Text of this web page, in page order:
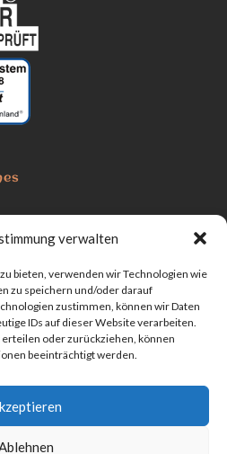
verwalten
bieten, verwenden wir Technologien wie
zu speichern und/oder darauf
zustimmen, können wir Daten
IDs auf dieser Website verarbeiten.
oder zurückziehen, können
beeinträchtigt werden.
Ablehnen